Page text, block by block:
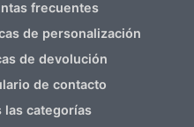
frecuentes
de personalización
de devolución
de contacto
las categorías